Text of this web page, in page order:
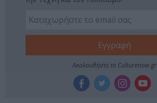
Ακολουθήστε το Culturenow.gr